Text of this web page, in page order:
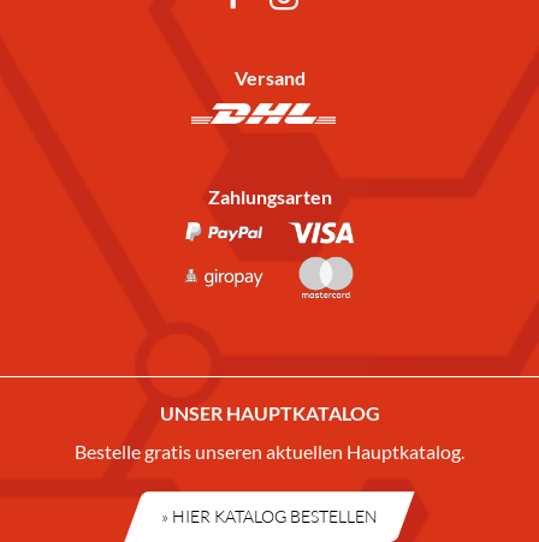
Versand
Zahlungsarten
UNSER HAUPTKATALOG
Bestelle gratis unseren aktuellen Hauptkatalog.
» HIER KATALOG BESTELLEN